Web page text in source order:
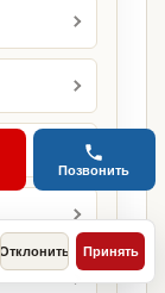
Отклонить Принять
Позвонить